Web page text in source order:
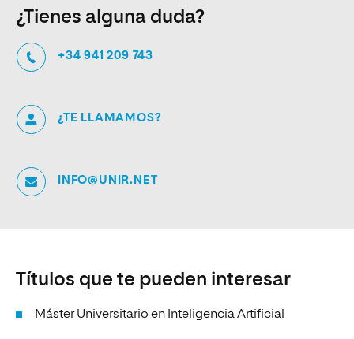
¿Tienes alguna duda?
+34 941 209 743
¿TE LLAMAMOS?
INFO@UNIR.NET
Títulos que te pueden interesar
Máster Universitario en Inteligencia Artificial